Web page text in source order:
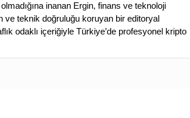
inanan Ergin, finans ve teknoloji
ve teknik doğruluğu koruyan bir editoryal
odaklı içeriğiyle Türkiye’de profesyonel kripto